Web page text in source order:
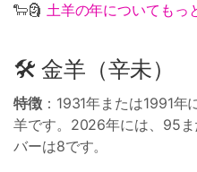
🐑🗿 土羊の年についてもっ
🛠 金羊（辛未）
特徴：1931年または1991年
羊です。2026年には、95
バーは8です。